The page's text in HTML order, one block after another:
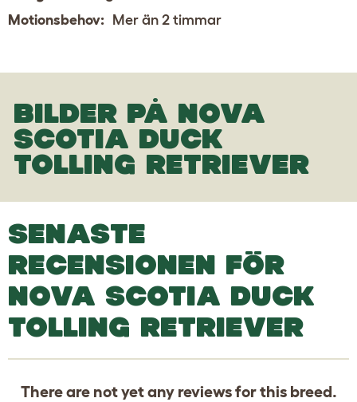
Motionsbehov: Mer än 2 timmar
BILDER PÅ NOVA
SCOTIA DUCK
TOLLING RETRIEVER
SENASTE
RECENSIONEN FÖR
NOVA SCOTIA DUCK
TOLLING RETRIEVER
There are not yet any reviews for this breed.